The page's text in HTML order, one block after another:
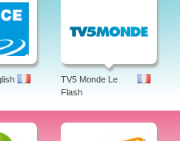
TV5 Monde Le
Flash